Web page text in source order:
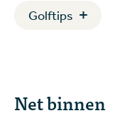
Golftips
Net binnen